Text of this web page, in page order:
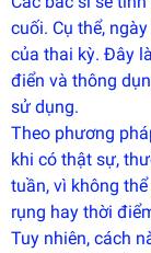
cuối. Cụ thể,
của thai kỳ. Đây
điển và thông
sử dụng.
Theo phương
khi có thật sự,
tuần, vì không
rụng hay thời
Tuy nhiên, cách